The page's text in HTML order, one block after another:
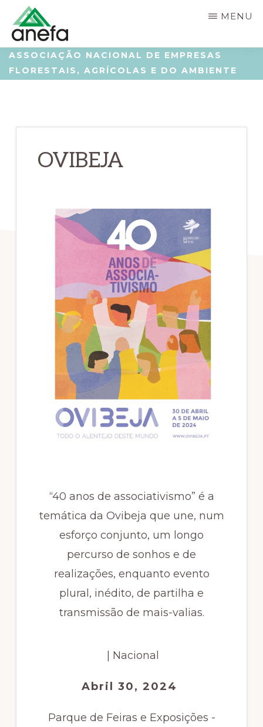
main
content
Saltar
para
a
barra
ANEFA
Associação
Nacional
Agrícolas
MENU
ASSOCIAÇÃO NACIONAL DE EMPRESAS
FLORESTAIS, AGRÍCOLAS E DO AMBIENTE
OVIBEJA
“40 anos de associativismo” é a
temática da Ovibeja que une, num
esforço conjunto, um longo
percurso de sonhos e de
realizações, enquanto evento
plural, inédito, de partilha e
transmissão de mais-valias.
| Nacional
Abril 30, 2024
Parque de Feiras e Exposições -